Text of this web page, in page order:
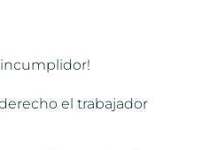
el trabajador